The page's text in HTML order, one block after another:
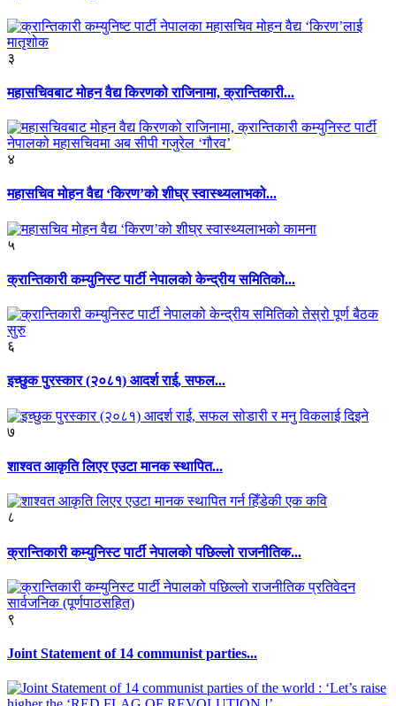
३
महासचिवबाट मोहन वैद्य किरणको राजिनामा, क्रान्तिकारी...
४
महासचिव मोहन वैद्य ‘किरण’को शीघ्र स्वास्थ्यलाभको...
५
क्रान्तिकारी कम्युनिस्ट पार्टी नेपालको केन्द्रीय समितिको...
६
इच्छुक पुरस्कार (२०८१) आदर्श राई, सफल...
७
शाश्वत आकृति लिएर एउटा मानक स्थापित...
८
क्रान्तिकारी कम्युनिस्ट पार्टी नेपालको पछिल्लो राजनीतिक...
९
Joint Statement of 14 communist parties...